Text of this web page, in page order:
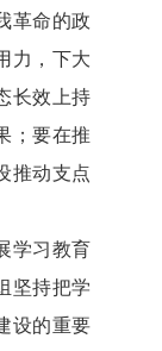
革命的政
力，下大
长效上持
；要在推
推动支点
学习教育
坚持把学
设的重要